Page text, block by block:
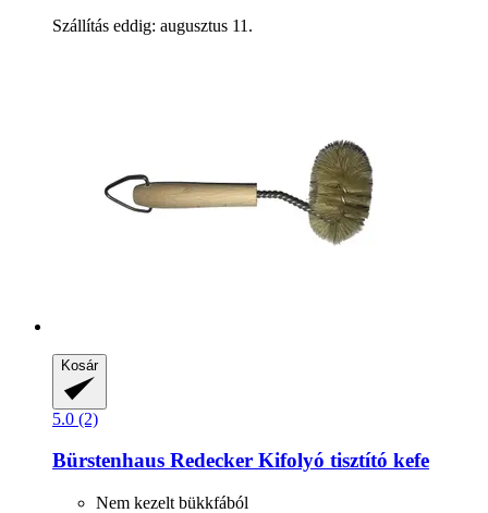
Szállítás eddig: augusztus 11.
Kosár
5.0 (2)
Bürstenhaus Redecker Kifolyó tisztító kefe
Nem kezelt bükkfából